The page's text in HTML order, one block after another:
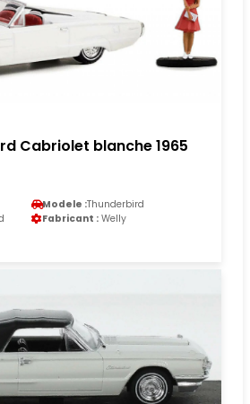
Cabriolet blanche 1965
Modele :Thunderbird
Fabricant : Welly